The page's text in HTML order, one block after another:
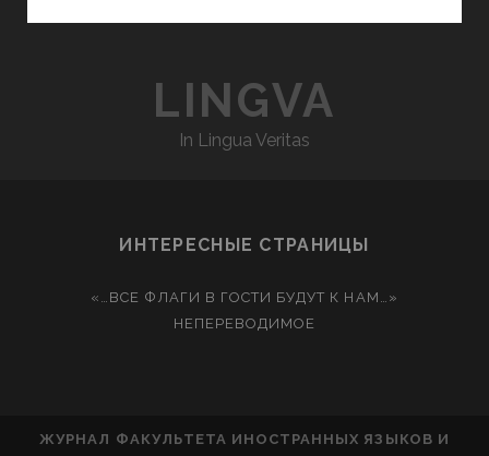
LINGVA
In Lingua Veritas
ИНТЕРЕСНЫЕ СТРАНИЦЫ
«…ВСЕ ФЛАГИ В ГОСТИ БУДУТ К НАМ…»
НЕПЕРЕВОДИМОЕ
ЖУРНАЛ ФАКУЛЬТЕТА ИНОСТРАННЫХ ЯЗЫКОВ И